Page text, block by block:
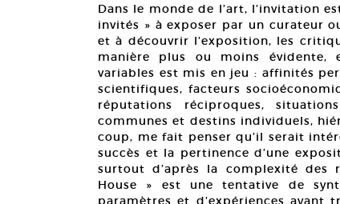
Dans le monde de l’art, l’invitation
invités » à exposer par un curateur
et à découvrir l’exposition, les
manière plus ou moins évidente,
variables est mis en jeu : affinités
scientifiques, facteurs
réputations réciproques,
communes et destins individuels,
coup, me fait penser qu’il serait
succès et la pertinence d’une
surtout d’après la complexité des
House » est une tentative de
paramètres et d’expériences ayant